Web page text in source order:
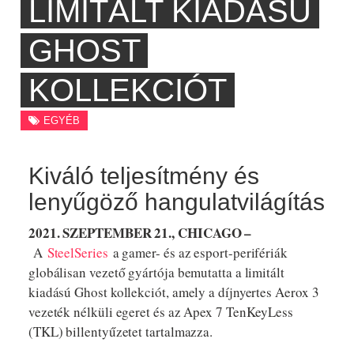
LIMITÁLT KIADÁSÚ
GHOST
KOLLEKCIÓT
EGYÉB
Kiváló teljesítmény és
lenyűgöző hangulatvilágítás
2021. SZEPTEMBER 21., CHICAGO –
A SteelSeries a gamer- és az esport-perifériák
globálisan vezető gyártója bemutatta a limitált
kiadású Ghost kollekciót, amely a díjnyertes Aerox 3
vezeték nélküli egeret és az Apex 7 TenKeyLess
(TKL) billentyűzetet tartalmazza.